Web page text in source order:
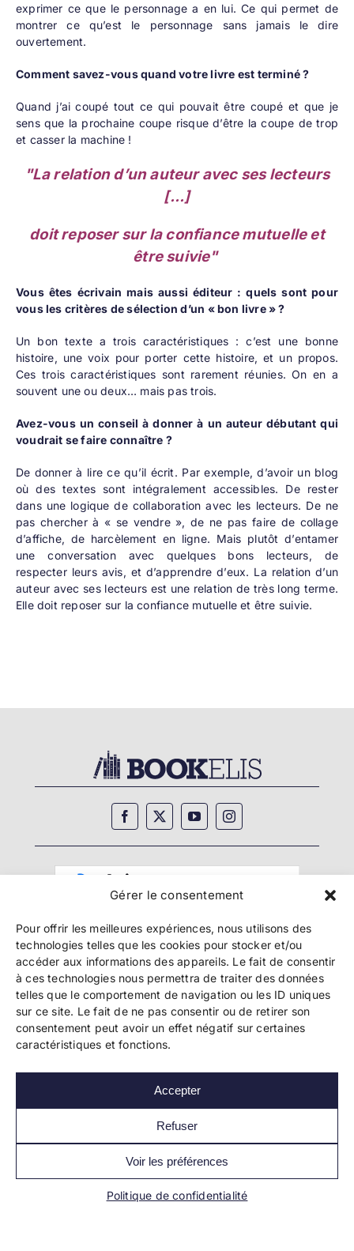
Gérer le consentement
Pour offrir les meilleures expériences, nous utilisons des
technologies telles que les cookies pour stocker et/ou
accéder aux informations des appareils. Le fait de consentir
à ces technologies nous permettra de traiter des données
telles que le comportement de navigation ou les ID uniques
sur ce site. Le fait de ne pas consentir ou de retirer son
consentement peut avoir un effet négatif sur certaines
caractéristiques et fonctions.
Accepter
Refuser
Voir les préférences
Politique de confidentialité
exprimer ce que le personnage a en lui. Ce qui permet de
montrer ce qu’est le personnage sans jamais le dire
ouvertement.
Comment savez-vous quand votre livre est terminé ?
Quand j’ai coupé tout ce qui pouvait être coupé et que je
sens que la prochaine coupe risque d’être la coupe de trop
et casser la machine !
"La relation d’un auteur avec ses lecteurs
[...]
doit reposersur la confiance mutuelle et
être suivie"
Vous êtes écrivain mais aussi éditeur : quels sont pour
vous les critères de sélection d’un « bon livre » ?
Un bon texte a trois caractéristiques : c’est une bonne
histoire, une voix pour porter cette histoire, et un propos.
Ces trois caractéristiques sont rarement réunies. On en a
souvent une ou deux… mais pas trois.
Avez-vous un conseil à donner à un auteur débutant qui
voudrait se faire connaître ?
De donner à lire ce qu’il écrit. Par exemple, d’avoir un blog
où des textes sont intégralement accessibles. De rester
dans une logique de collaboration avec les lecteurs. De ne
pas chercher à « se vendre », de ne pas faire de collage
d’affiche, de harcèlement en ligne. Mais plutôt d’entamer
une conversation avec quelques bons lecteurs, de
respecter leurs avis, et d’apprendre d’eux. La relation d’un
auteur avec ses lecteurs est une relation de très long terme.
Elle doit reposer sur la confiance mutuelle et être suivie.
Copyright 2024 Bookelis –CGU–CGS–CGPPA–
Mentions légales–Politique de confidentialité–
Paiement et sécurité
Les liens essentiels